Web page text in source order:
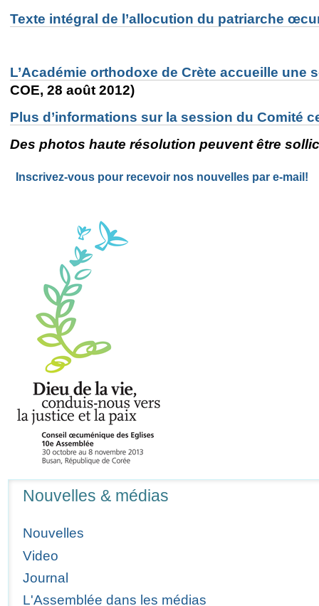
Texte intégral de l’allocution du patriarche
L’Académie orthodoxe de Crète accueille une
COE, 28 août 2012)
Plus d’informations sur la session du Comité
Des photos haute résolution peuvent être
Inscrivez-vous pour recevoir nos nouvelles par e-mail!
Nouvelles & médias
Nouvelles
Video
Journal
L'Assemblée dans les médias